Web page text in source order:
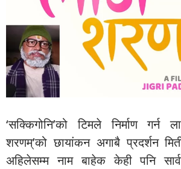
‘सक्किगोनि’को टिमले निर्माण गर्न
शरणम्’को छायांकन अगाबै प्रदर्शन
अहिलेसम्म नाम बाहेक केही पनि